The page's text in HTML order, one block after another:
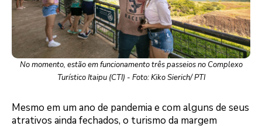
No momento, estão em funcionamento três passeios no Complexo
Turístico Itaipu (CTI) - Foto: Kiko Sierich/ PTI
Mesmo em um ano de pandemia e com alguns de seus
atrativos ainda fechados, o turismo da margem